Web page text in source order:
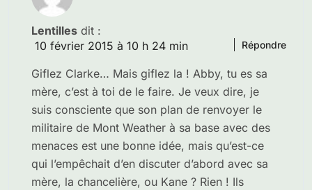
Lentilles dit :
10 février 2015 à 10 h 24 min
Giflez Clarke… Mais giflez la ! Abby, tu es sa
mère, c’est à toi de le faire. Je veux dire, je
suis consciente que son plan de renvoyer le
militaire de Mont Weather à sa base avec des
menaces est une bonne idée, mais qu’est-ce
qui l’empêchait d’en discuter d’abord avec sa
mère, la chancelière, ou Kane ? Rien ! Ils
Répondre